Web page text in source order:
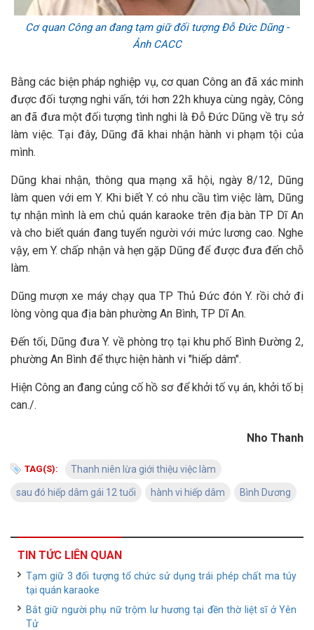
Cơ quan Công an đang tạm giữ đối tượng Đỗ Đức Dũng -
Ảnh CACC
Bằng các biện pháp nghiệp vụ, cơ quan Công an đã xác minh
được đối tượng nghi vấn, tới hơn 22h khuya cùng ngày, Công
an đã đưa một đối tượng tình nghi là Đỗ Đức Dũng về trụ sở
làm việc. Tại đây, Dũng đã khai nhận hành vi phạm tội của
mình.
Dũng khai nhận, thông qua mạng xã hội, ngày 8/12, Dũng
làm quen với em Y. Khi biết Y. có nhu cầu tìm việc làm, Dũng
tự nhận mình là em chủ quán karaoke trên địa bàn TP Dĩ An
và cho biết quán đang tuyển người với mức lương cao. Nghe
vậy, em Y. chấp nhận và hẹn gặp Dũng để được đưa đến chỗ
làm.
Dũng mượn xe máy chạy qua TP Thủ Đức đón Y. rồi chở đi
lòng vòng qua địa bàn phường An Bình, TP Dĩ An.
Đến tối, Dũng đưa Y. về phòng trọ tại khu phố Bình Đường 2,
phường An Bình để thực hiện hành vi "hiếp dâm".
Hiện Công an đang củng cố hồ sơ để khởi tố vụ án, khởi tố bị
can./.
Nho Thanh
TAG(S): Thanh niên lừa giới thiệu việc làm
sau đó hiếp dâm gái 12 tuổi hành vi hiếp dâm Bình Dương
TIN TỨC LIÊN QUAN
Tạm giữ 3 đối tượng tổ chức sử dụng trái phép chất ma túy
tại quán karaoke
Bắt giữ người phụ nữ trộm lư hương tại đền thờ liệt sĩ ở Yên
Tử